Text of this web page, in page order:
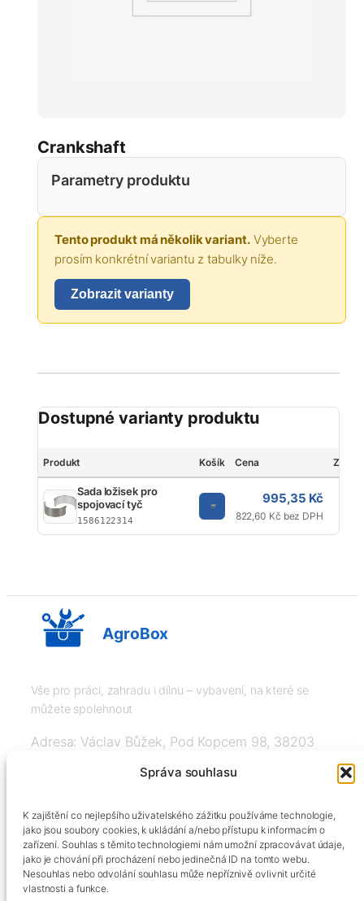
Správa souhlasu
K zajištění co nejlepšího uživatelského zážitku používáme technologie,
jako jsou soubory cookies, k ukládání a/nebo přístupu k informacím o
zařízení. Souhlas s těmito technologiemi nám umožní zpracovávat údaje,
jako je chování při procházení nebo jedinečná ID na tomto webu.
Nesouhlas nebo odvolání souhlasu může nepříznivě ovlivnit určité
vlastnosti a funkce.
Crankshaft
Parametry produktu
Tento produkt má několik variant.Vyberte
prosím konkrétní variantu z tabulky níže.
Zobrazit varianty
Dostupné varianty produktu
Produkt Košík Cena
Sada ložisek pro
spojovací tyč
1586122314
995,35 Kč
822,60 Kč bez DPH
AgroBox
Vše pro práci, zahradu i dílnu – vybavení, na které se
můžete spolehnout
Adresa: Václav Bůžek, Pod Kopcem 98, 38203
+420606334248, info@agrobox.cz